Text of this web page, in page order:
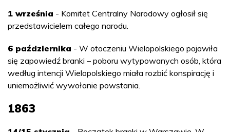
1 września - Komitet Centralny Narodowy ogłosił się
przedstawicielem całego narodu.
6 października - W otoczeniu Wielopolskiego pojawiła
się zapowiedź branki – poboru wytypowanych osób, która
według intencji Wielopolskiego miała rozbić konspirację i
uniemożliwić wywołanie powstania.
1863